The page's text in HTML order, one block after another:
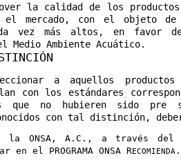
la calidad de los
el mercado, con el objeto
vez más altos, en favor
Ambiente Acuático.
a aquellos
con los estándares
que no hubieren sido pre
con tal distinción,
ONSA, A.C., a través del
el PROGRAMA ONSA RECOMIENDA .